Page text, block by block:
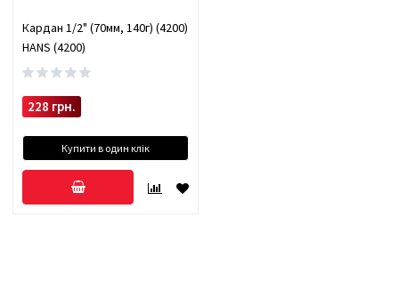
Кардан 1/2" (70мм, 140г) (4200)
HANS (4200)
228 грн.
Купити в один клік